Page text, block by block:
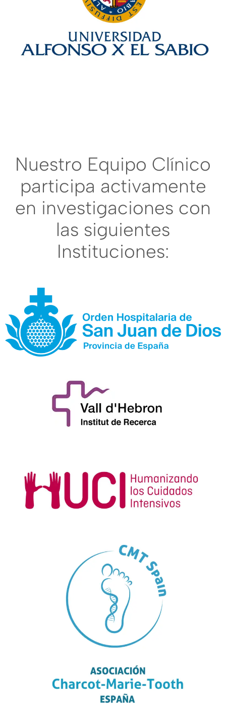
Nuestro Equipo Clínico
participa activamente
en investigaciones con
las siguientes
Instituciones: